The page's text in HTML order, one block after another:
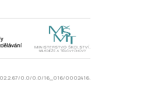
0.0/0.0/16_016/0002416.